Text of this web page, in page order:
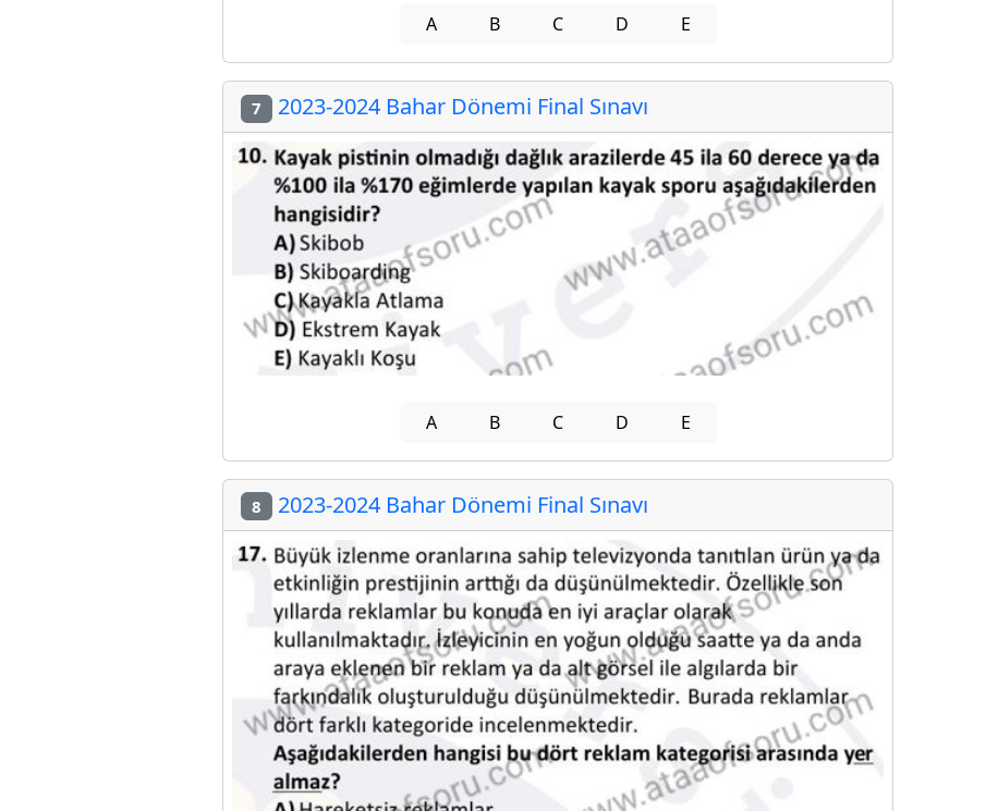
A B C D E
7 2023-2024 Bahar Dönemi Final Sınavı
A B C D E
8 2023-2024 Bahar Dönemi Final Sınavı